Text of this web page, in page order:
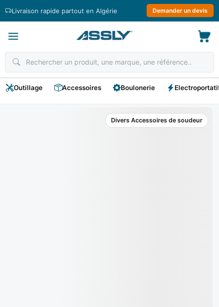
Livraison rapide partout en Algérie Demander un devis
Outillage Accessoires Boulonerie
Divers Accessoires de soudeur